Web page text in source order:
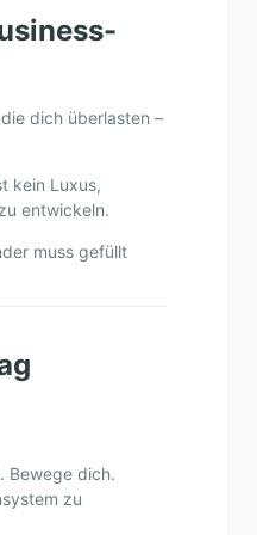
dich überlasten –
kein Luxus,
entwickeln.
muss gefüllt
Bewege dich.
zu